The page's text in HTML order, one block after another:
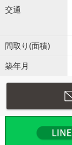
交通
間取り(面積)
築年月